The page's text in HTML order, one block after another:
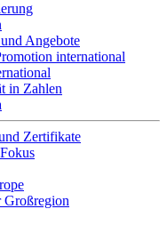
Angebote
international
in Zahlen
Zertifikate
Großregion